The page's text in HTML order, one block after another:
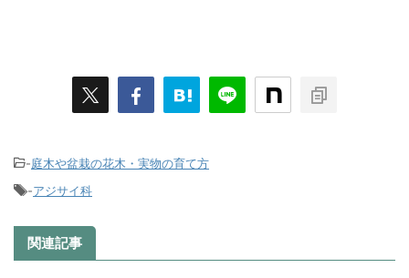
-庭木や盆栽の花木・実物の育て方
-アジサイ科
関連記事